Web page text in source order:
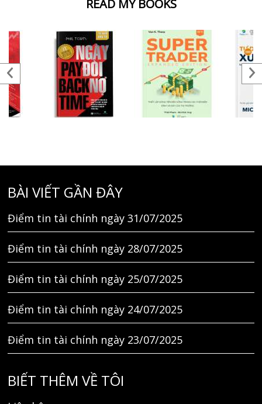
READ MY BOOKS
BÀI VIẾT GẦN ĐÂY
Điểm tin tài chính ngày 31/07/2025
Điểm tin tài chính ngày 28/07/2025
Điểm tin tài chính ngày 25/07/2025
Điểm tin tài chính ngày 24/07/2025
Điểm tin tài chính ngày 23/07/2025
BIẾT THÊM VỀ TÔI